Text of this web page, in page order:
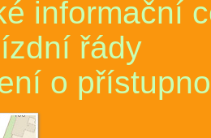
informační
řády
o